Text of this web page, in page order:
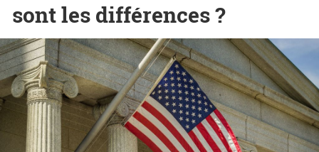
sont les différences ?